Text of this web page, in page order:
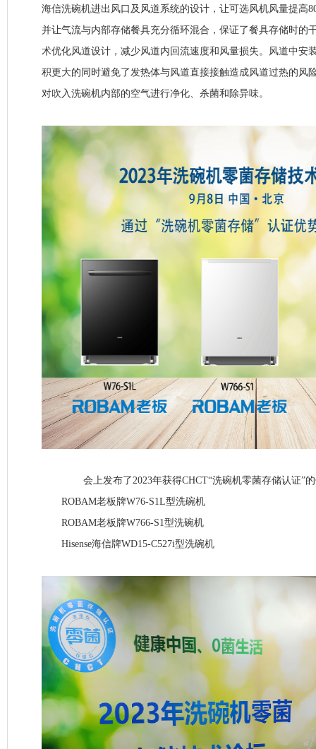
海信洗碗机进出风口及风道系统的设计，让可选风机风量提高
并让气流与内部存储餐具充分循环混合，保证了餐具存储时的
术优化风道设计，减少风道内回流速度和风量损失。风道中安
积更大的同时避免了发热体与风道直接接触造成风道过热的风
对吹入洗碗机内部的空气进行净化、杀菌和除异味。
会上发布了2023年获得CHCT“洗碗机零菌存储认证”
ROBAM老板牌W76-S1L型洗碗机
ROBAM老板牌W766-S1型洗碗机
Hisense海信牌WD15-C527i型洗碗机